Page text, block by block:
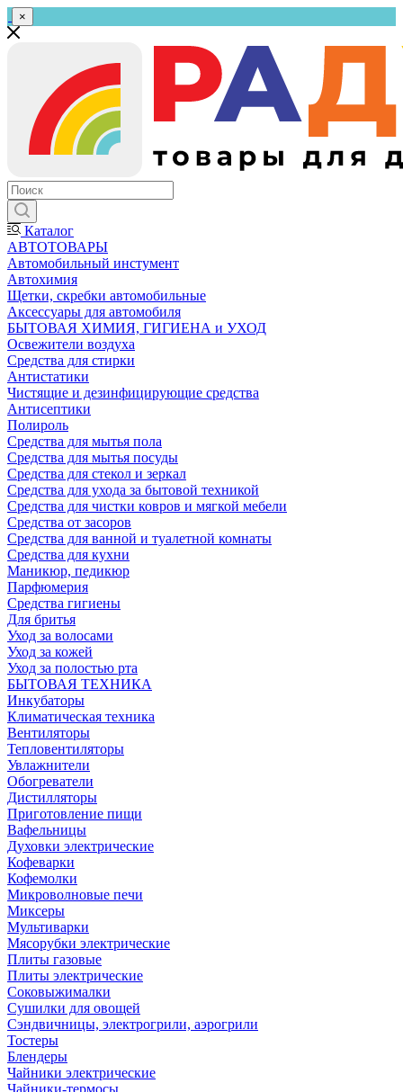
×
Каталог
АВТОТОВАРЫ
Автомобильный инстумент
Автохимия
Щетки, скребки автомобильные
Аксессуары для автомобиля
БЫТОВАЯ ХИМИЯ, ГИГИЕНА и УХОД
Освежители воздуха
Средства для стирки
Антистатики
Чистящие и дезинфицирующие средства
Антисептики
Полироль
Средства для мытья пола
Средства для мытья посуды
Средства для стекол и зеркал
Средства для ухода за бытовой техникой
Средства для чистки ковров и мягкой мебели
Средства от засоров
Средства для ванной и туалетной комнаты
Средства для кухни
Маникюр, педикюр
Парфюмерия
Средства гигиены
Для бритья
Уход за волосами
Уход за кожей
Уход за полостью рта
БЫТОВАЯ ТЕХНИКА
Инкубаторы
Климатическая техника
Вентиляторы
Тепловентиляторы
Увлажнители
Обогреватели
Дистилляторы
Приготовление пищи
Вафельницы
Духовки электрические
Кофеварки
Кофемолки
Микроволновые печи
Миксеры
Мультиварки
Мясорубки электрические
Плиты газовые
Плиты электрические
Соковыжималки
Сушилки для овощей
Сэндвичницы, электрогрили, аэрогрили
Тостеры
Блендеры
Чайники электрические
Чайники-термосы